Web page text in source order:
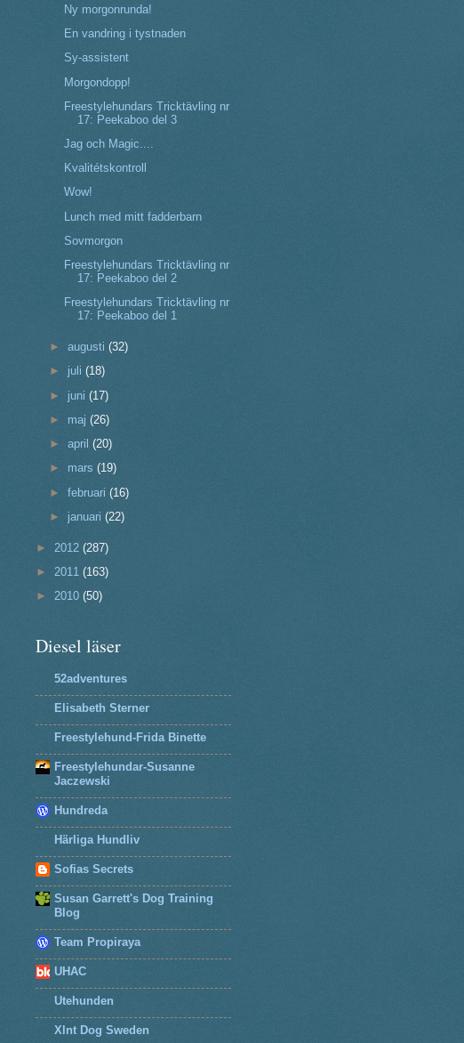
Ny morgonrunda!
En vandring i tystnaden
Sy-assistent
Morgondopp!
Freestylehundars Tricktävling nr
17: Peekaboo del 3
Jag och Magic....
Kvalitétskontroll
Wow!
Lunch med mitt fadderbarn
Sovmorgon
Freestylehundars Tricktävling nr
17: Peekaboo del 2
Freestylehundars Tricktävling nr
17: Peekaboo del 1
►augusti(32)
► juli(18)
► juni(17)
► maj(26)
►april(20)
► mars(19)
►februari(16)
► januari(22)
► 2012 (287)
► 2011 (163)
► 2010 (50)
Diesel läser
52adventures
Elisabeth Sterner
Freestylehund-Frida Binette
Freestylehundar-Susanne
Jaczewski
Hundreda
Härliga Hundliv
Sofias Secrets
Susan Garrett's Dog Training
Blog
Team Propiraya
UHAC
Utehunden
Xlnt Dog Sweden